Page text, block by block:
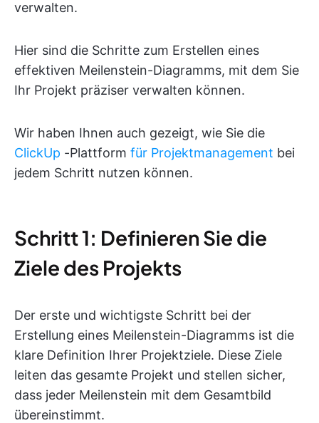
verwalten.
Hier sind die Schritte zum Erstellen eines
effektiven Meilenstein-Diagramms, mit dem Sie
Ihr Projekt präziser verwalten können.
Wir haben Ihnen auch gezeigt, wie Sie die
ClickUp -Plattform für Projektmanagement bei
jedem Schritt nutzen können.
Schritt 1: Definieren Sie die
Ziele des Projekts
Der erste und wichtigste Schritt bei der
Erstellung eines Meilenstein-Diagramms ist die
klare Definition Ihrer Projektziele. Diese Ziele
leiten das gesamte Projekt und stellen sicher,
dass jeder Meilenstein mit dem Gesamtbild
übereinstimmt.